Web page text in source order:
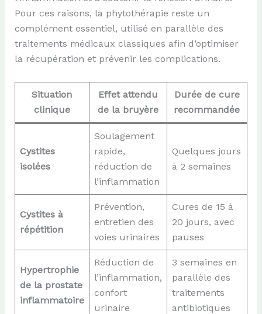
Pour ces raisons, la phytothérapie reste un
complément essentiel, utilisé en parallèle des
traitements médicaux classiques afin d’optimiser
la récupération et prévenir les complications.
Situation
clinique
Effet attendu
de la bruyère
Durée de cure
recommandée
Cystites
isolées
Soulagement
rapide,
réduction de
l’inflammation
Quelques jours
à 2 semaines
Cystites à
répétition
Prévention,
entretien des
voies urinaires
Cures de 15 à
20 jours, avec
pauses
Hypertrophie
de la prostate
inflammatoire
Réduction de
l’inflammation,
confort
urinaire
3 semaines en
parallèle des
traitements
antibiotiques